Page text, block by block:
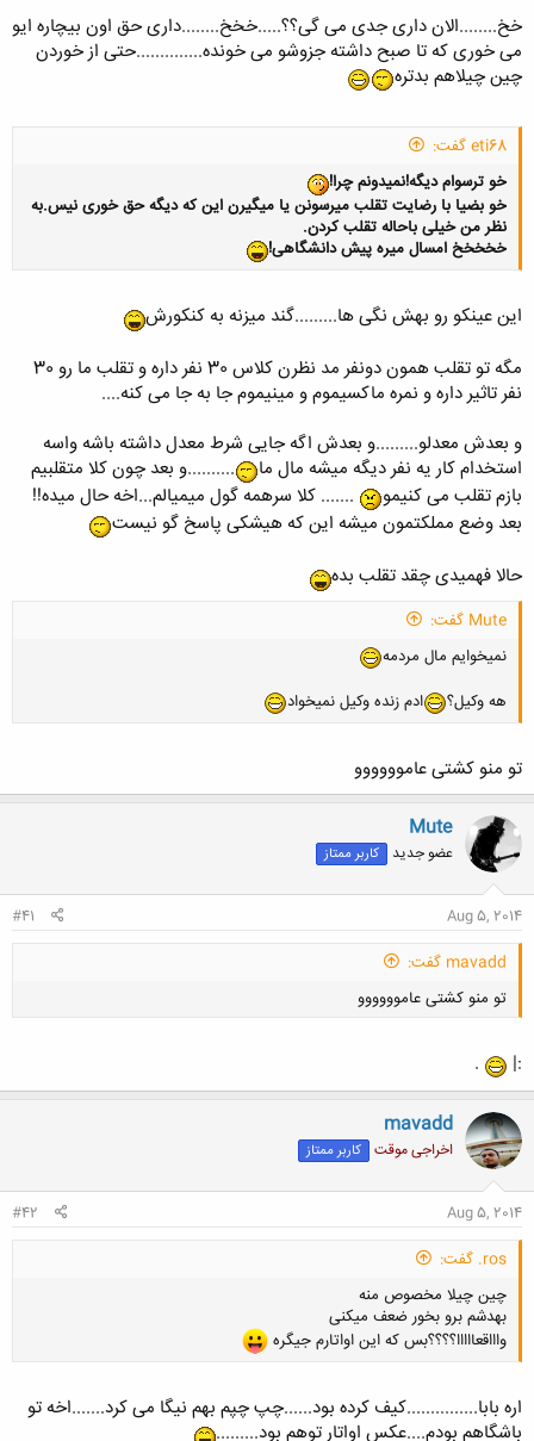
خخ........الان داری جدی می گی؟؟.....خخخ........داری حق اون بیچاره ایو
می خوری که تا صبح داشته جزوشو می خونده..............حتی از خوردن
چین چیلاهم بدتره
eti68 گفت:
خو ترسوام دیگه!نمیدونم چرا!
خو بضیا با رضایت تقلب میرسونن یا میگیرن این که دیگه حق خوری نیس.به
نظر من خیلی باحاله تقلب کردن.
خخخخخ امسال میره پیش دانشگاهی!
این عینکو رو بهش نگی ها.........گند میزنه به کنکورش
مگه تو تقلب همون دونفر مد نظرن کلاس 30 نفر داره و تقلب ما رو 30
نفر تاثیر داره و نمره ماکسیموم و مینیموم جا به جا می کنه....
و بعدش معدلو.........و بعدش اگه جایی شرط معدل داشته باشه واسه
استخدام کار یه نفر دیگه میشه مال ما
..........و بعد چون کلا متقلبیم
بازم تقلب می کنیمو
....... کلا سرهمه گول میمیالم...اخه حال میده!!
بعد وضع مملکتمون میشه این که هیشکی پاسخ گو نیست
حالا فهمیدی چقد تقلب بده
Mute گفت:
نمیخوایم مال مردمه
هه وکیل؟
ادم زنده وکیل نمیخواد
تو منو کشتی عاموووووو
Mute
عضو جدید کاربر ممتاز
Aug 5, 2014
#41
mavadd گفت:
تو منو کشتی عاموووووو
کلیک کنید تا باز شود...
:|
.
mavadd
اخراجی موقت کاربر ممتاز
Aug 5, 2014
#42
ros. گفت:
چین چیلا مخصوص منه
بهدشم برو بخور ضعف میکنی
واااقعااااا؟؟؟؟بس که این اواتارم جیگره
اره بابا...............کیف کرده بود......چپ چپم بهم نیگا می کرد.......اخه تو
باشگاهم بودم....عکس اواتار توهم بود.........